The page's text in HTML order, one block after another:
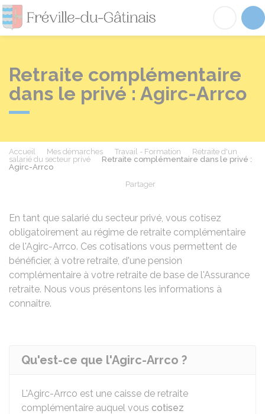
Fréville-du-
Retraite complémentaire
dans le privé : Agirc-Arrco
Accueil Mes démarches Travail - Formation
Retraite d'un
salarié du secteur privé
Retraite complémentaire dans le privé :
Agirc-Arrco
Partager
En tant que salarié du secteur privé, vous cotisez
obligatoirement au régime de retraite complémentaire
de l'Agirc-Arrco. Ces cotisations vous permettent de
bénéficier, à votre retraite, d'une pension
complémentaire à votre retraite de base de l'Assurance
retraite. Nous vous présentons les informations à
connaître.
Qu'est-ce que l'Agirc-Arrco ?
L'Agirc-Arrco est une caisse de retraite
complémentaire auquel vous cotisez